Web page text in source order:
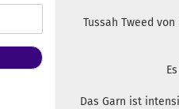
Tussah Tweed
Das Garn ist